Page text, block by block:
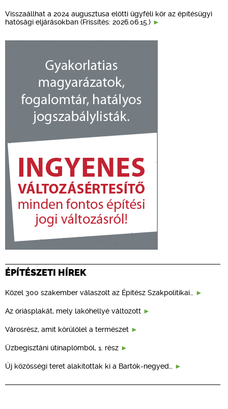
Visszaállhat a 2024 augusztusa előtti ügyféli kör az építésügyi
hatósági eljárásokban (Frissítés: 2026.06.15.)
ÉPÍTÉSZETI HÍREK
Közel 300 szakember válaszolt az Építész Szakpolitikai…
Az óriásplakát, mely lakóhellyé változott
Városrész, amit körülölel a természet
Üzbegisztáni útinaplómból, 1. rész
Új közösségi teret alakítottak ki a Bartók-negyed…